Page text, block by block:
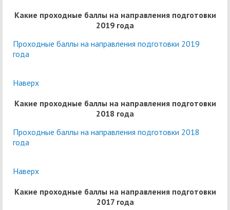
Какие проходные баллы на направления подготовки
2019 года
Проходные баллы на направления подготовки 2019
года
Наверх
Какие проходные баллы на направления подготовки
2018 года
Проходные баллы на направления подготовки 2018
года
Наверх
Какие проходные баллы на направления подготовки
2017 года